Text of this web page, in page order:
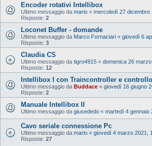
Encoder rotativi Intellibox
Ultimo messaggio da mario « mercoledì 27 dicembre
Risposte: 2
Loconet Buffer - domande
Ultimo messaggio da Marco Fornaciari « giovedì 6
Risposte: 3
Claudia CS
Ultimo messaggio da tigro4915 « domenica 26
Risposte: 12
Intellibox I con Traincontroller e
Ultimo messaggio da Buddace « giovedì 16 giugno
Risposte: 2
Manuale Intellibox II
Ultimo messaggio da giusededo « martedì 4 gennaio
Cavo seriale connessione Pc
Ultimo messaggio da mario « giovedì 4 marzo 2021,
Risposte: 27